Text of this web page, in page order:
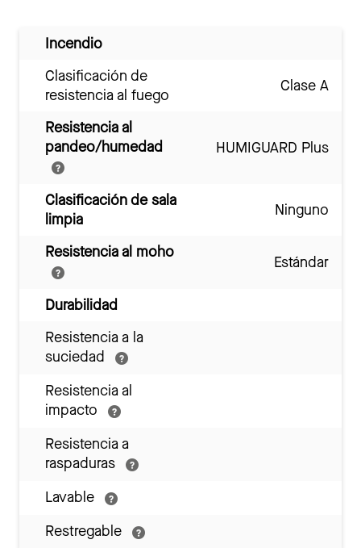
Incendio
Clasificación de
resistencia al fuego
Clase A
Resistencia al
pandeo/humedad
HUMIGUARD Plus
Clasificación de sala
limpia
Ninguno
Resistencia al moho
Estándar
Durabilidad
Resistencia a la
suciedad
Resistencia al
impacto
Resistencia a
raspaduras
Lavable
Restregable